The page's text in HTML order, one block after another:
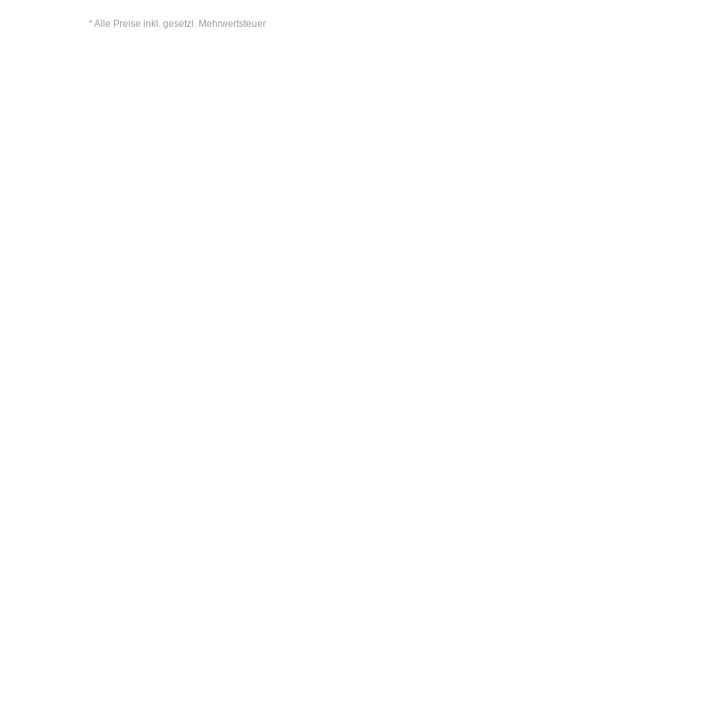
* Alle Preise inkl. gesetzl. Mehrwertsteuer